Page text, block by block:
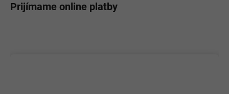
Prijímame online platby